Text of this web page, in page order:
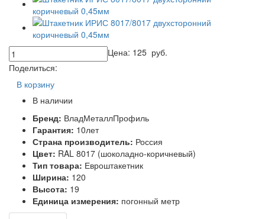
Цена: 125 руб.
Поделиться:
В корзину
В наличии
Бренд: ВладМеталлПрофиль
Гарантия: 10лет
Страна производитель: Россия
Цвет: RAL 8017 (шоколадно-коричневый)
Тип товара: Евроштакетник
Ширина: 120
Высота: 19
Единица измерения: погонный метр